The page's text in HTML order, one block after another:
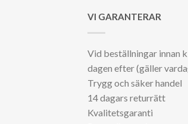
VI GARANTERAR
Vid beställningar innan
dagen efter (gäller
Trygg och säker handel
14 dagars returrätt
Kvalitetsgaranti